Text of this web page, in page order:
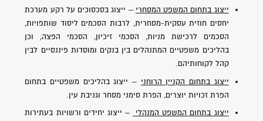
ייצוג בתחום המשפט המסחרי – ייצוג בסכסוכים על רקע מערכת
יחסים חוזית עסקית-מסחרית, לרבות הסכמים ליסוד שותפויות,
הסכמים לרכישת מניות, הסכמי זיכיון, הסכמי הפצה, וכן
בהליכים משפטיים המתנהלים בין בנקים ומוסדות פיננסיים לבין
קהל לקוחותיהם.
ייצוג בתחום הקניין הרוחני – ייצוג בהליכים משפטיים בתחום
הפרת זכויות יוצרים, הפרת סימני מסחר וגניבת עין.
ייצוג בתחום המשפט המנהלי
– ייצוג יחידים ורשויות בעתירות